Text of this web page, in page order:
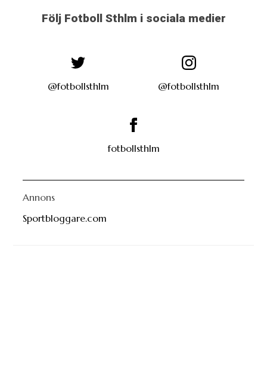
Följ Fotboll Sthlm i sociala medier
@fotbollsthlm @fotbollsthlm
fotbollsthlm
Annons
Sportbloggare.com